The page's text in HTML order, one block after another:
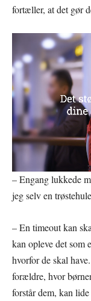
fortæller, at det gør
– Engang lukkede
jeg selv en
– En timeout kan
kan opleve det som
hvorfor de skal
forældre, hvor
forstår dem, kan